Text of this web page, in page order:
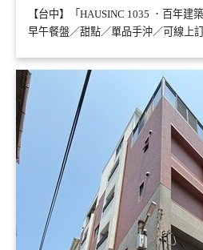
【台中】「HAUSINC 1035 ．百年建
早午餐盤／甜點／單品手沖／可線上訂